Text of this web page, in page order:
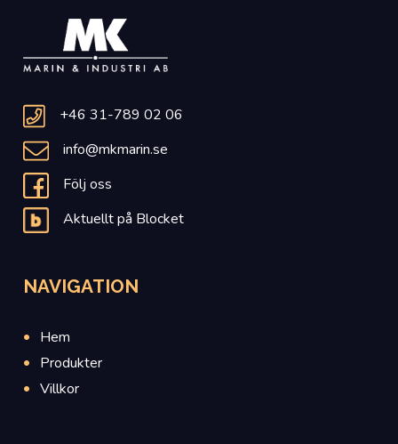
+46 31-789 02 06
info@mkmarin.se
Följ oss
Aktuellt på Blocket
NAVIGATION
Hem
Produkter
Villkor